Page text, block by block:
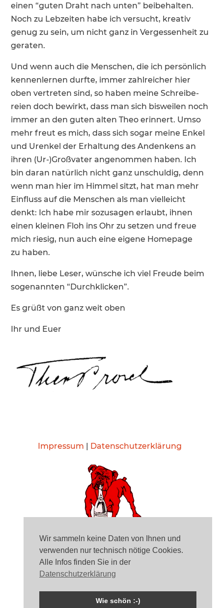
einen “guten Draht nach unten” beibe­halten.
Noch zu Lebzeiten habe ich versucht, kreativ
genug zu sein, um nicht ganz in Verges­sen­heit zu
geraten.
Und wenn auch die Menschen, die ich persön­lich
kennen­lernen durfte, immer zahlrei­cher hier
oben vertreten sind, so haben meine Schrei­be­
reien doch bewirkt, dass man sich bisweilen noch
immer an den guten alten Theo erinnert. Umso
mehr freut es mich, dass sich sogar meine Enkel
und Urenkel der Erhal­tung des Andenkens an
ihren (Ur-)Großvater angenommen haben. Ich
bin daran natür­lich nicht ganz unschuldig, denn
wenn man hier im Himmel sitzt, hat man mehr
Einfluss auf die Menschen als man vielleicht
denkt: Ich habe mir sozusagen erlaubt, ihnen
einen kleinen Floh ins Ohr zu setzen und freue
mich riesig, nun auch eine eigene Homepage
zu haben.
Ihnen, liebe Leser, wünsche ich viel Freude beim
sogenannten “Durch­kli­cken”.
Es grüßt von ganz weit oben
Ihr und Euer
Impressum Datenschutzerklärung
© 2007 -2026 Familie von Theo Prosel. Alle Rechte
Wir sammeln keine Daten von Ihnen und
verwenden nur technisch nötige Cookies.
Alle Infos finden Sie in der
Datenschutzerklärung
Wie schön :-)